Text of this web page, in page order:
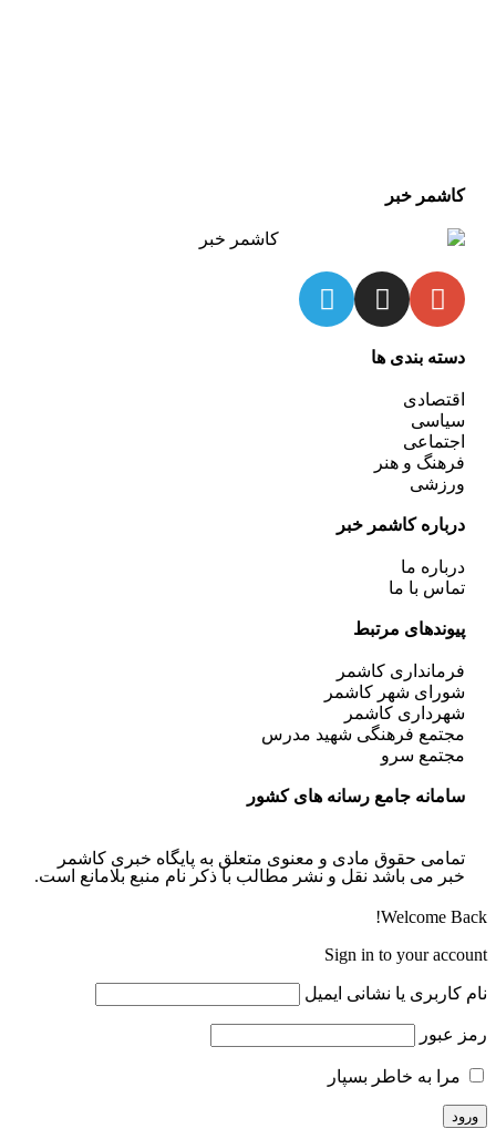
کاشمر خبر
دسته بندی ها
اقتصادی
سیاسی
اجتماعی
فرهنگ و هنر
ورزشی
درباره کاشمر خبر
درباره ما
تماس با ما
پیوندهای مرتبط
فرمانداری کاشمر
شورای شهر کاشمر
شهرداری کاشمر
مجتمع فرهنگی شهید مدرس
مجتمع سرو
سامانه جامع رسانه های کشور
تمامی حقوق مادی و معنوی متعلق به پایگاه خبری کاشمر
خبر می باشد نقل و نشر مطالب با ذکر نام منبع بلامانع است.
Welcome Back!
Sign in to your account
نام کاربری یا نشانی ایمیل
رمز عبور
مرا به خاطر بسپار